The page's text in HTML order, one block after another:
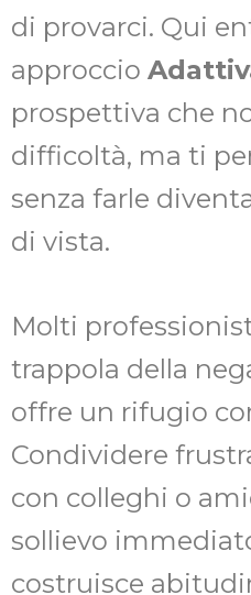
di provarci. Qui
approccio
prospettiva che
difficoltà, ma ti
senza farle
di vista.
Molti
trappola della
offre un rifugio
Condividere
con colleghi o
sollievo
costruisce